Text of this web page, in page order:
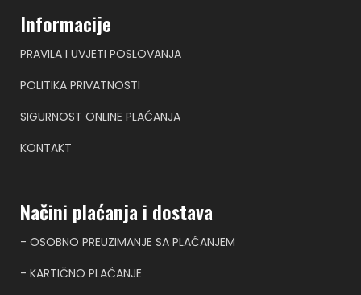
Informacije
PRAVILA I UVJETI POSLOVANJA
POLITIKA PRIVATNOSTI
SIGURNOST ONLINE PLAĆANJA
KONTAKT
Načini plaćanja i dostava
- OSOBNO PREUZIMANJE SA PLAĆANJEM
- KARTIČNO PLAĆANJE